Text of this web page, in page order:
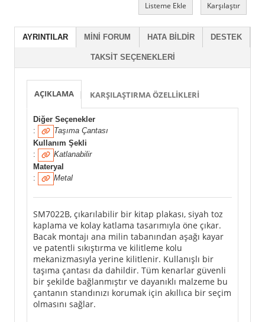
Listeme Ekle Karşılaştır
AYRINTILAR MINI FORUM HATA BILDIR DESTEK
TAKSIT SEÇENEKLERI
AÇIKLAMA KARŞILAŞTIRMA ÖZELLIKLERI
Diğer Seçenekler
:
Taşıma Çantası
Kullanım Şekli
:
Katlanabilir
Materyal
:
Metal
SM7022B, çıkarılabilir bir kitap plakası, siyah toz
kaplama ve kolay katlama tasarımıyla öne çıkar.
Bacak montajı ana milin tabanından aşağı kayar
ve patentli sıkıştırma ve kilitleme kolu
mekanizmasıyla yerine kilitlenir. Kullanışlı bir
taşıma çantası da dahildir. Tüm kenarlar güvenli
bir şekilde bağlanmıştır ve dayanıklı malzeme bu
çantanın standınızı korumak için akıllıca bir seçim
olmasını sağlar.